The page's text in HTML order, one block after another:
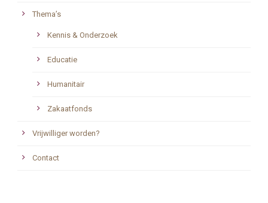
Thema’s
Kennis & Onderzoek
Educatie
Humanitair
Zakaatfonds
Vrijwilliger worden?
Contact